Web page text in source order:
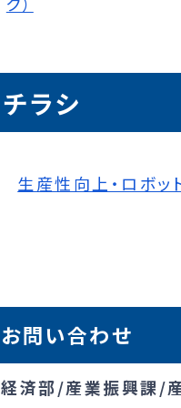
チラシ
生産性向上・ロボ
お問い合わせ
経済部/産業振興課/